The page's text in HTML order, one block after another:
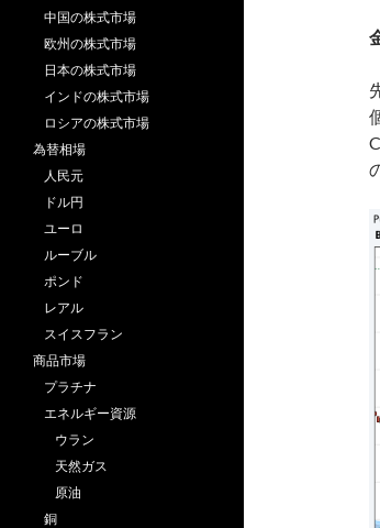
中国の株式市場
欧州の株式市場
日本の株式市場
インドの株式市場
ロシアの株式市場
為替相場
人民元
ドル円
ユーロ
ルーブル
ポンド
レアル
スイスフラン
商品市場
プラチナ
エネルギー資源
ウラン
天然ガス
原油
銅